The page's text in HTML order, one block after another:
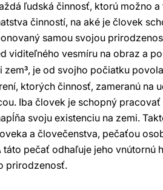
ľudská činnosť, ktorú možno
činností, na aké je človek
samou svojou
viditeľného vesmíru na obraz a
zem3, je od svojho počiatku
ktorých činnosť, zameranú na
Iba človek je schopný
svoju existenciu na zemi.
a človečenstva, pečaťou
pečať odhaľuje jeho vnútornú
prirodzenosť.